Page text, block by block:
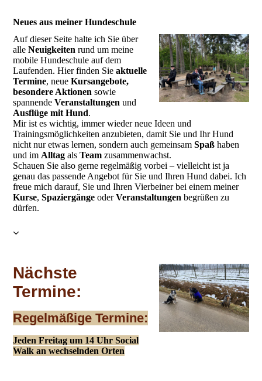
Neues aus meiner Hundeschule
Auf dieser Seite halte ich Sie über
alleNeuigkeiten rund um meine
mobile Hundeschule auf dem
Laufenden. Hier finden Sieaktuelle
Termine, neueKursangebote,
besondere Aktionen sowie
spannendeVeranstaltungen und
Ausflüge mit Hund.
Mir ist es wichtig, immer wieder neue Ideen und
Trainingsmöglichkeiten anzubieten, damit Sie und Ihr Hund
nicht nur etwas lernen, sondern auch gemeinsamSpaß haben
und im Alltag alsTeam zusammenwachst.
Schauen Sie also gerne regelmäßig vorbei – vielleicht ist ja
genau das passende Angebot für Sie und Ihren Hund dabei. Ich
freue mich darauf, Sie und Ihren Vierbeiner bei einem meiner
Kurse,Spaziergänge oderVeranstaltungen begrüßen zu
dürfen.
Nächste
Termine:
Regelmäßige Termine:
Jeden Freitag um 14 Uhr Social
Walk an wechselnden Orten